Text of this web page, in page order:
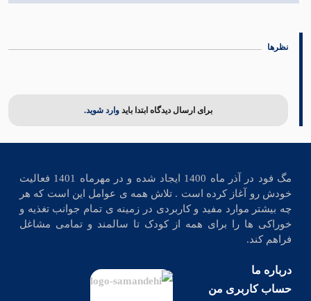
نظرها
برای ارسال دیدگاه ابتدا باید وارد شوید.
مگ فود در آذر ماه 1400 ایجاد شده و در مهرماه 1401 فعالیت
خودش رو آغاز کرده است . تلاش همه ی عوامل این است که هر
چه بیشتر موارد مفید و کاربردی در زمینه ی تمام جوانب تغذیه و
خوراکی ها را برای همه از کودک تا سالمند و تمامی مشاغل
فراهم کند.
درباره ما
حساب کاربری من